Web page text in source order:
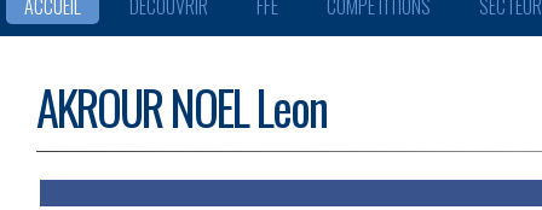
ACCUEIL DÉCOUVRIR FFE COMPÉTITIONS
AKROUR NOEL Leon